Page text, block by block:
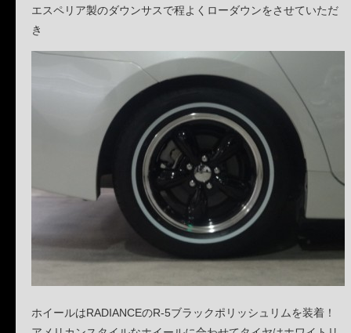
エスペリア製のダウンサスで程よくローダウンをさせていただ
き
ホイールはRADIANCEのR-5ブラックポリッシュリムを装着！